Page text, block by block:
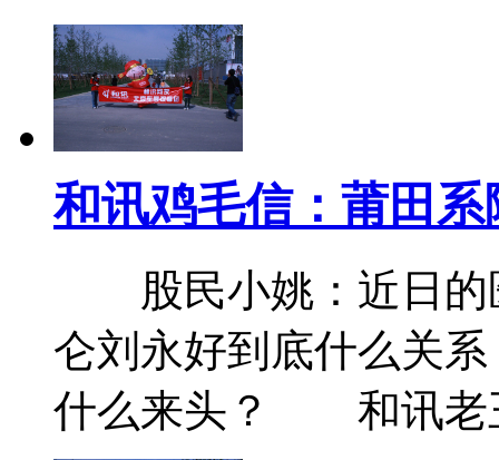
和讯鸡毛信：莆田
股民小姚：近日的
仑刘永好到底什么关
什么来头？ 和讯老